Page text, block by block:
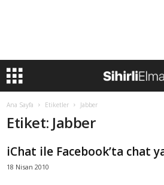
Ana Sayfa Etiketler Jabber
Etiket: Jabber
iChat ile Facebook’ta chat
18 Nisan 2010